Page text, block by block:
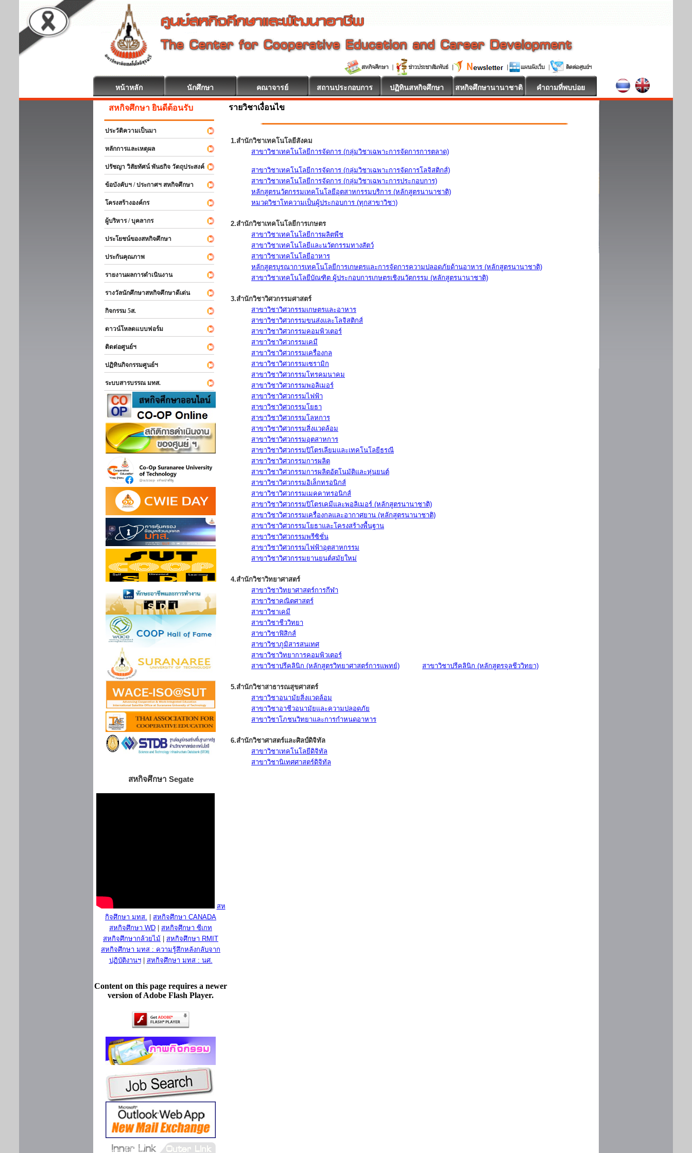
หน้าหลัก นักศึกษา คณาจารย์ สถานประกอบการ ปฏิทินสหกิจศึกษา สหกิจศึกษานานาชาติ คำถามที่พบบ่อย
สหกิจศึกษา ยินดีต้อนรับ
ประวัติความเป็นมา
หลักการและเหตุผล
ปรัชญา วิสัยทัศน์ พันธกิจ วัตถุประสงค์
ข้อบังคับฯ / ประกาศฯ สหกิจศึกษา
โครงสร้างองค์กร
ผู้บริหาร / บุคลากร
ประโยชน์ของสหกิจศึกษา
ประกันคุณภาพ
รายงานผลการดำเนินงาน
รางวัลนักศึกษาสหกิจศึกษาดีเด่น
กิจกรรม 5ส.
ดาวน์โหลดแบบฟอร์ม
ติดต่อศูนย์ฯ
ปฏิทินกิจกรรมศูนย์ฯ
ระบบสารบรรณ มทส.
สหกิจศึกษา Segate
สห
กิจศึกษา มทส.
สหกิจศึกษา CANADA
สหกิจศึกษา WD
สหกิจศึกษา ซีเกท
สหกิจศึกษากล้วยไม้
สหกิจศึกษา RMIT
สหกิจศึกษา มทส : ความรู้สึกหลังกลับจาก
ปฏิบัติงานฯ| สหกิจศึกษา มทส : นศ.
Content on this page requires a newer
version of Adobe Flash Player.
รายวิชาเงื่อนไข
1.สำนักวิชาเทคโนโลยีสังคม
สาขาวิชาเทคโนโลยีการจัดการ (กลุ่มวิชาเฉพาะการจัดการการตลาด)
สาขาวิชาเทคโนโลยีการจัดการ (กลุ่มวิชาเฉพาะการจัดการโลจิสติกส์)
สาขาวิชาเทคโนโลยีการจัดการ (กลุ่มวิชาเฉพาะการประกอบการ)
หลักสูตรนวัตกรรมเทคโนโลยีอุตสาหกรรมบริการ (หลักสูตรนานาชาติ)
หมวดวิชาโทความเป็นผู้ประกอบการ (ทุกสาขาวิชา)
2.สำนักวิชาเทคโนโลยีการเกษตร
สาขาวิชาเทคโนโลยีการผลิตพืช
สาขาวิชาเทคโนโลยีและนวัตกรรมทางสัตว์
สาขาวิชาเทคโนโลยีอาหาร
หลักสูตรบูรณาการเทคโนโลยีการเกษตรและการจัดการความปลอดภัยด้านอาหาร (หลักสูตรนานาชาติ)
สาขาวิชาเทคโนโลยีบัณฑิต ผู้ประกอบการเกษตรเชิงนวัตกรรม (หลักสูตรนานาชาติ)
3.สำนักวิชาวิศวกรรมศาสตร์
สาขาวิชาวิศวกรรมเกษตรและอาหาร
สาขาวิชาวิศวกรรมขนส่งและโลจิสติกส์
สาขาวิชาวิศวกรรมคอมพิวเตอร์
สาขาวิชาวิศวกรรมเคมี
สาขาวิชาวิศวกรรมเครื่องกล
สาขาวิชาวิศวกรรมเซรามิก
สาขาวิชาวิศวกรรมโทรคมนาคม
สาขาวิชาวิศวกรรมพอลิเมอร์
สาขาวิชาวิศวกรรมไฟฟ้า
สาขาวิชาวิศวกรรมโยธา
สาขาวิชาวิศวกรรมโลหการ
สาขาวิชาวิศวกรรมสิ่งแวดล้อม
สาขาวิชาวิศวกรรมอุตสาหการ
สาขาวิชาวิศวกรรมปิโตรเลียมและเทคโนโลยีธรณี
สาขาวิชาวิศวกรรมการผลิต
สาขาวิชาวิศวกรรมการผลิตอัตโนมัติและหุ่นยนต์
สาขาวิชาวิศวกรรมอิเล็กทรอนิกส์
สาขาวิชาวิศวกรรมเมคคาทรอนิกส์
สาขาวิชาวิศวกรรมปิโตรเคมีและพอลิเมอร์ (หลักสูตรนานาชาติ)
สาขาวิชาวิศวกรรมเครื่องกลและอากาศยาน (หลักสูตรนานาชาติ)
สาขาวิชาวิศวกรรมโยธาและโครงสร้างพื้นฐาน
สาขาวิชาวิศวกรรมพรีซิชั่น
สาขาวิชาวิศวกรรมไฟฟ้าอุตสาหกรรม
สาขาวิชาวิศวกรรมยานยนต์สมัยใหม่
4.สำนักวิชาวิทยาศาสตร์
สาขาวิชาวิทยาศาสตร์การกีฬา
สาขาวิชาคณิตศาสตร์
สาขาวิชาเคมี
สาขาวิชาชีววิทยา
สาขาวิชาฟิสิกส์
สาขาวิชาภูมิสารสนเทศ
สาขาวิชาวิทยาการคอมพิวเตอร์
สาขาวิชาปรีคลินิก (หลักสูตรวิทยาศาสตร์การแพทย์)
สาขาวิชาปรีคลินิก (หลักสูตรจุลชีววิทยา)
5.สำนักวิชาสาธารณสุขศาสตร์
สาขาวิชาอนามัยสิ่งแวดล้อม
สาขาวิชาอาชีวอนามัยและความปลอดภัย
สาขาวิชาโภชนวิทยาและการกำหนดอาหาร
6.สำนักวิชาศาสตร์และศิลป์ดิจิทัล
สาขาวิชาเทคโนโลยีดิจิทัล
สาขาวิชานิเทศศาสตร์ดิจิทัล